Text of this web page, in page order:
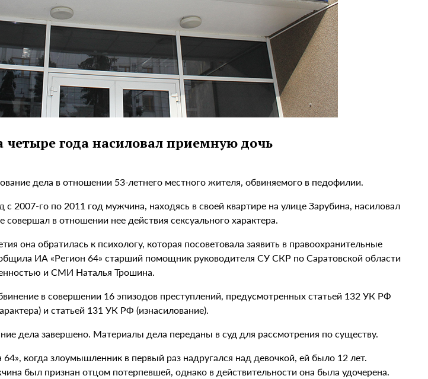
года насиловал приемную дочь
дела в отношении 53-летнего местного жителя, обвиняемого в педофилии.
2007-го по 2011 год мужчина, находясь в своей квартире на улице Зарубина, насиловал
в отношении нее действия сексуального характера.
она обратилась к психологу, которая посоветовала заявить в правоохранительные
ИА «Регион 64» старший помощник руководителя СУ СКР по Саратовской области
и СМИ Наталья Трошина.
в совершении 16 эпизодов преступлений, предусмотренных статьей 132 УК РФ
и статьей 131 УК РФ (изнасилование).
дела завершено. Материалы дела переданы в суд для рассмотрения по существу.
когда злоумышленник в первый раз надругался над девочкой, ей было 12 лет.
был признан отцом потерпевшей, однако в действительности она была удочерена.